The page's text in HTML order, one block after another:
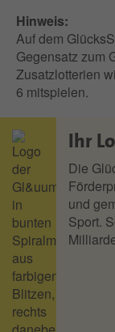
Hinweis:
Auf dem
Gegensatz zum
Zusatzlotterien
6 mitspielen.
Ihr
Die
und
Sport.